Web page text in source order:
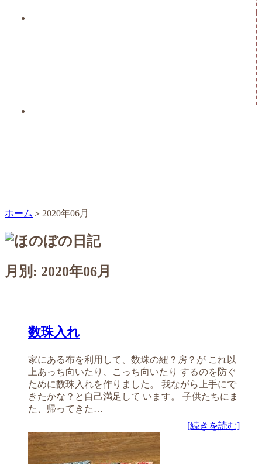
ホーム 2020年06月
月別: 2020年06月
数珠入れ
家にある布を利用して、数珠の紐？房？が これ以
上あっち向いたり、こっち向いたり するのを防ぐ
ために数珠入れを作りました。 我ながら上手にで
きたかな？と自己満足して います。 子供たちにま
た、帰ってきた…
[続きを読む]